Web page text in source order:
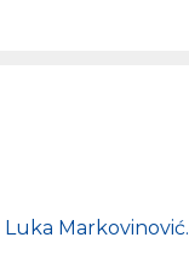
Luka Markovinović.